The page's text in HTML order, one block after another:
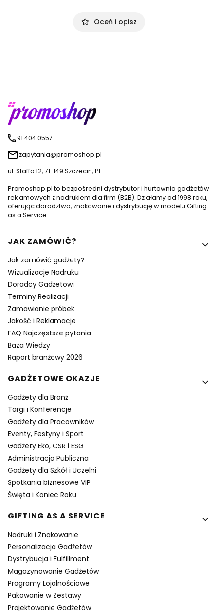
Oceń i opisz
91 404 0557
zapytania@promoshop.pl
ul. Staffa 12, 71-149 Szczecin, PL
Promoshop.pl to bezpośredni dystrybutor i hurtownia gadżetów
reklamowych z nadrukiem dla firm (B2B). Działamy od 1998 roku,
oferując doradztwo, znakowanie i dystrybucję w modelu Gifting
as a Service.
Linki w stopce
JAK ZAMÓWIĆ?
Jak zamówić gadżety?
Wizualizacje Nadruku
Doradcy Gadżetowi
Terminy Realizacji
Zamawianie próbek
Jakość i Reklamacje
FAQ Najczęstsze pytania
Baza Wiedzy
Raport branżowy 2026
GADŻETOWE OKAZJE
Gadżety dla Branż
Targi i Konferencje
Gadżety dla Pracowników
Eventy, Festyny i Sport
Gadżety Eko, CSR i ESG
Administracja Publiczna
Gadżety dla Szkół i Uczelni
Spotkania biznesowe VIP
Święta i Koniec Roku
GIFTING AS A SERVICE
Nadruki i Znakowanie
Personalizacja Gadżetów
Dystrybucja i Fulfillment
Magazynowanie Gadżetów
Programy Lojalnościowe
Pakowanie w Zestawy
Projektowanie Gadżetów